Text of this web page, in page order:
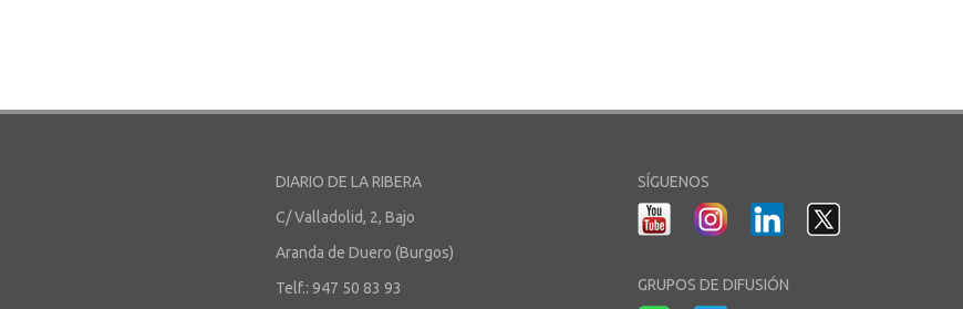
DIARIO DE LA RIBERA
C/ Valladolid, 2, Bajo
Aranda de Duero (Burgos)
Telf.: 947 50 83 93
SÍGUENOS
GRUPOS DE DIFUSIÓN